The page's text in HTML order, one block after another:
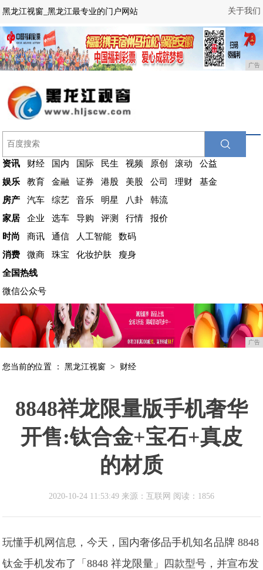
关于我们
黑龙江视窗_黑龙江最专业的门户网站
广告
资讯 财经 国内 国际 民生 视频 原创 滚动
公益
娱乐
教育 金融 证券 港股 美股 公司 理财
基金
房产
汽车 综艺 音乐 明星 八卦
韩流
家居
企业 选车 导购 评测 行情
报价
时尚
商讯 通信 人工智能
数码
消费
微商 珠宝 化妆护肤
瘦身
全国热线
微信公众号
广告
您当前的位置 ：黑龙江视窗 > 财经
8848祥龙限量版手机奢华
开售:钛合金+宝石+真皮
的材质
2020-10-24 11:53:49 来源：互联网 阅读：1856
玩懂手机网信息，今天，国内奢侈品手机知名品牌 8848
钛金手机发布了「8848 祥龙限量」四款型号，并宣布发